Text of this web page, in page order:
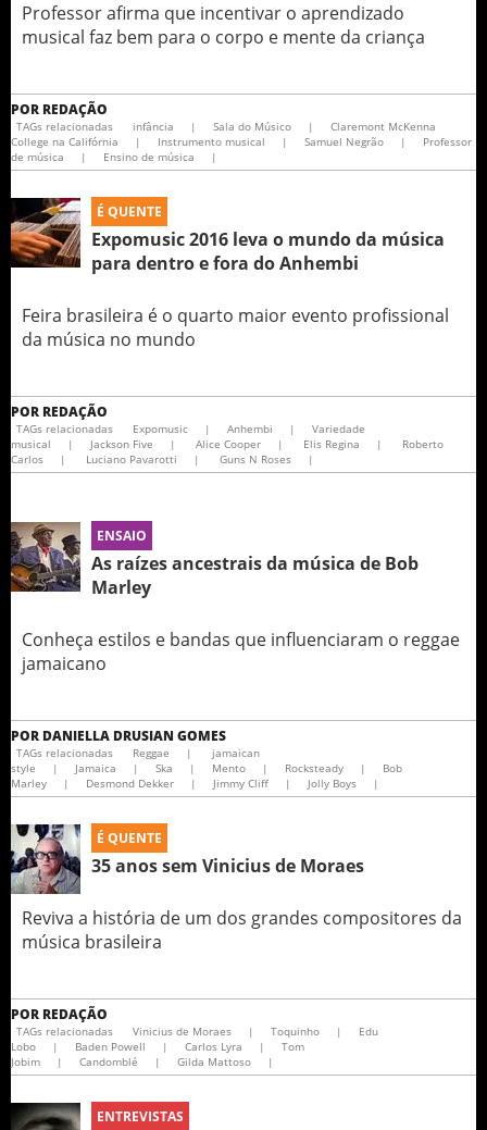
Professor afirma que incentivar o aprendizado
musical faz bem para o corpo e mente da criança
POR REDAÇÃO
TAGs relacionadas infância | Sala do Músico |
Claremont McKenna
College na Califórnia
| Instrumento musical | Samuel Negrão |
Professor
de música
| Ensino de música |
É QUENTE
Expomusic 2016 leva o mundo da música
para dentro e fora do Anhembi
Feira brasileira é o quarto maior evento profissional
da música no mundo
POR REDAÇÃO
TAGs relacionadas Expomusic | Anhembi |
Variedade
musical
| Jackson Five | Alice Cooper | Elis Regina |
Roberto
Carlos
| Luciano Pavarotti | Guns N Roses |
ENSAIO
As raízes ancestrais da música de Bob
Marley
Conheça estilos e bandas que influenciaram o reggae
jamaicano
POR DANIELLA DRUSIAN GOMES
TAGs relacionadas Reggae |
jamaican
style
| Jamaica | Ska | Mento | Rocksteady |
Bob
Marley
| Desmond Dekker | Jimmy Cliff | Jolly Boys |
É QUENTE
35 anos sem Vinicius de Moraes
Reviva a história de um dos grandes compositores da
música brasileira
POR REDAÇÃO
TAGs relacionadas Vinicius de Moraes | Toquinho |
Edu
Lobo
| Baden Powell | Carlos Lyra |
Tom
Jobim
| Candomblé | Gilda Mattoso |
ENTREVISTAS